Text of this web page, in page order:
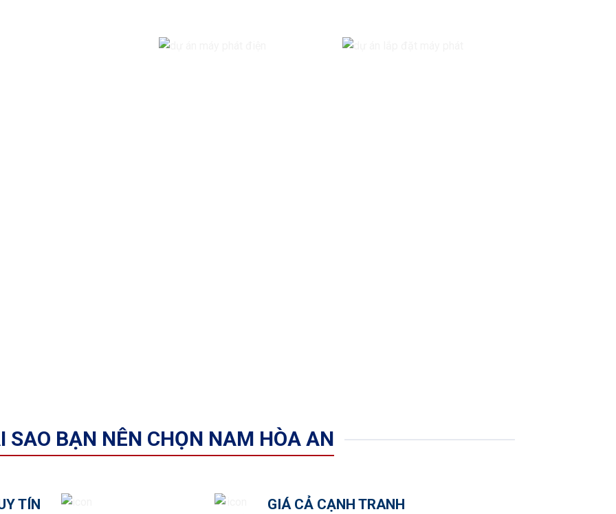
SAO BẠN NÊN CHỌN NAM HÒA AN
TÍN GIÁ CẢ CẠNH TRANH